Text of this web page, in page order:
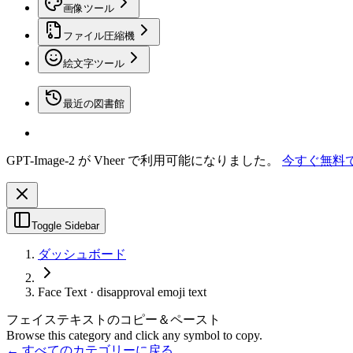
画像ツール
ファイル圧縮機
絵文字ツール
最近の図書館
GPT-Image-2 が Vheer で利用可能になりました。 今すぐ無料
Toggle Sidebar
ダッシュボード
Face Text · disapproval emoji text
フェイステキストのコピー＆ペースト
Browse this category and click any symbol to copy.
← すべてのカテゴリーに戻る